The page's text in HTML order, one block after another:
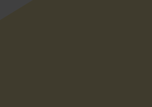
A hírt az
Paizsnál –
hogy szüntesse
eleget tett a
egyrészt a
t érintő